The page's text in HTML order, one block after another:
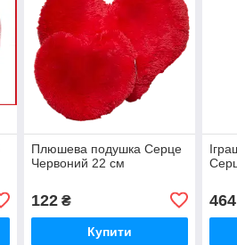
Плюшева подушка Серце
Червоний 22 см
122₴
Купити
464